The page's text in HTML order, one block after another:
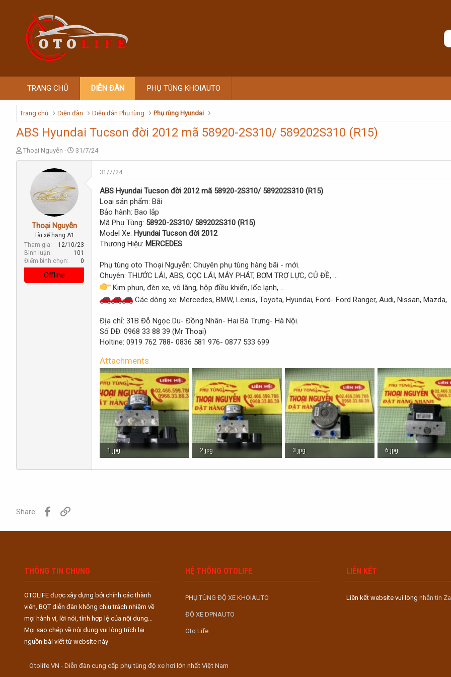
TRANG CHỦ DIỄN ĐÀN PHỤ TÙNG KHOIAUTO
Trang chủ Diễn đàn Diễn đàn Phụ tùng Phụ rùng Hyundai
ABS Hyundai Tucson đời 2012 mã 58920-2S310/ 589202S310 (R15)
T
h
t
e
r
Thoại Nguyễn
S
t
t
d
a
e
31/7/24
Thoại Nguyễn
Tài xế hạng A1
Tham gia
12/10/23
Bình luận
101
Điểm bình chọn
0
Offline
31/7/24
ABS Hyundai Tucson đời 2012 mã 58920-2S310/ 589202S310 (R15)
Loại sản phẩm: Bãi
Bảo hành: Bao lắp
Mã Phụ Tùng: 58920-2S310/ 589202S310 (R15)
Model Xe: Hyundai Tucson đời 2012
Thương Hiệu: MERCEDES
Phụ tùng oto Thoại Nguyễn: Chuyên phụ tùng hàng bãi - mới.
Chuyên: THƯỚC LÁI, ABS, CỌC LÁI, MÁY PHÁT, BƠM TRỢ LỰC, CỦ ĐỀ, ...
Kim phun, đèn xe, vô lăng, hộp điều khiển, lốc lạnh, ...
Các dòng xe: Mercedes, BMW, Lexus, Toyota, Hyundai, Ford- Ford Ranger, Audi, Nissan, Mazda,
Địa chỉ: 31B Đỗ Ngọc Du- Đồng Nhân- Hai Bà Trưng- Hà Nội.
Số DĐ: 0968 33 88 39 (Mr Thoại)
Holtine: 0919 762 788- 0836 581 976- 0877 533 699
Attachments
1.jpg 2.jpg 3.jpg 6.jpg
Share: Facebook
THÔNG TIN CHUNG
OTOLIFE được xây dựng bởi chính các thành
viên, BQT diễn đàn không chịu trách nhiệm về
mọi hành vi, lời nói, tính hợp lệ của nội dung...
Mọi sao chép về nội dung vui lòng trích lại
nguồn bài viết từ website này
HỆ THỐNG OTOLIFE
PHỤ TÙNG ĐỘ XE KHOIAUTO
ĐỘ XE DPNAUTO
Oto Life
LIÊN KẾT
Liên kết website vui lòng nhắn tin
Otolife.VN - Diễn đàn cung cấp phụ tùng độ xe hơi lớn nhất Việt Nam